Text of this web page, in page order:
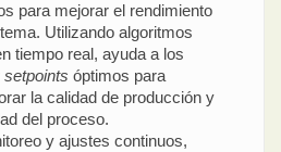
para mejorar el rendimiento
Utilizando algoritmos
tiempo real, ayuda a los
setpoints óptimos para
la calidad de producción y
del proceso.
y ajustes continuos,